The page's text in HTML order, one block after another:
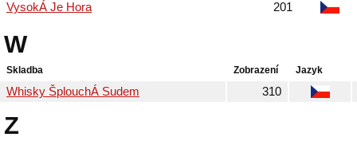
VysokÁ Je Hora
201
W
Skladba Zobrazení Jazyk
Whisky ŠplouchÁ Sudem 310
Z